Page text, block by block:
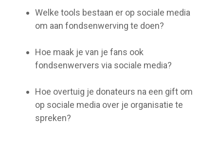
Welke tools bestaan er op sociale media
om aan fondsenwerving te doen?
Hoe maak je van je fans ook
fondsenwervers via sociale media?
Hoe overtuig je donateurs na een gift om
op sociale media over je organisatie te
spreken?